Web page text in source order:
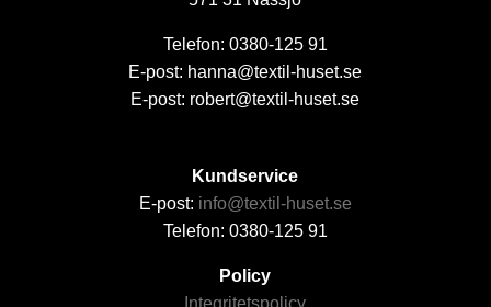
Telefon: 0380-125 91
E-post: hanna@textil-huset.se
E-post: robert@textil-huset.se
Kundservice
E-post: info@textil-huset.se
Telefon: 0380-125 91
Policy
Integritetspolicy